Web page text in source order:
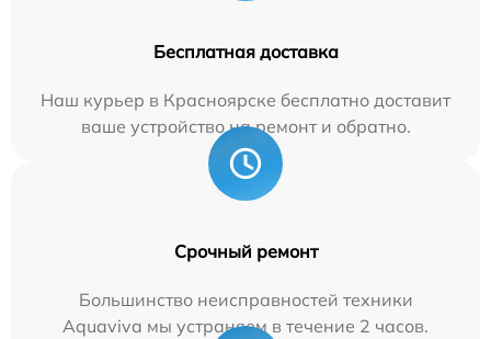
Бесплатная доставка
Наш курьер в Красноярске бесплатно доставит
ваше устройство на ремонт и обратно.
Срочный ремонт
Большинство неисправностей техники
Aquaviva мы устраняем в течение 2 часов.